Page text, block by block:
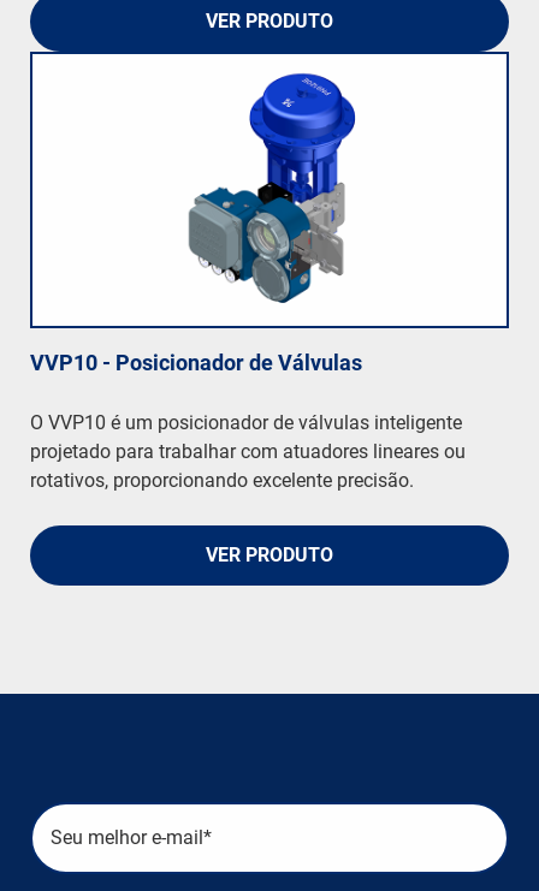
VER PRODUTO
VVP10 - Posicionador de Válvulas
O VVP10 é um posicionador de válvulas inteligente
projetado para trabalhar com atuadores lineares ou
rotativos, proporcionando excelente precisão.
VER PRODUTO